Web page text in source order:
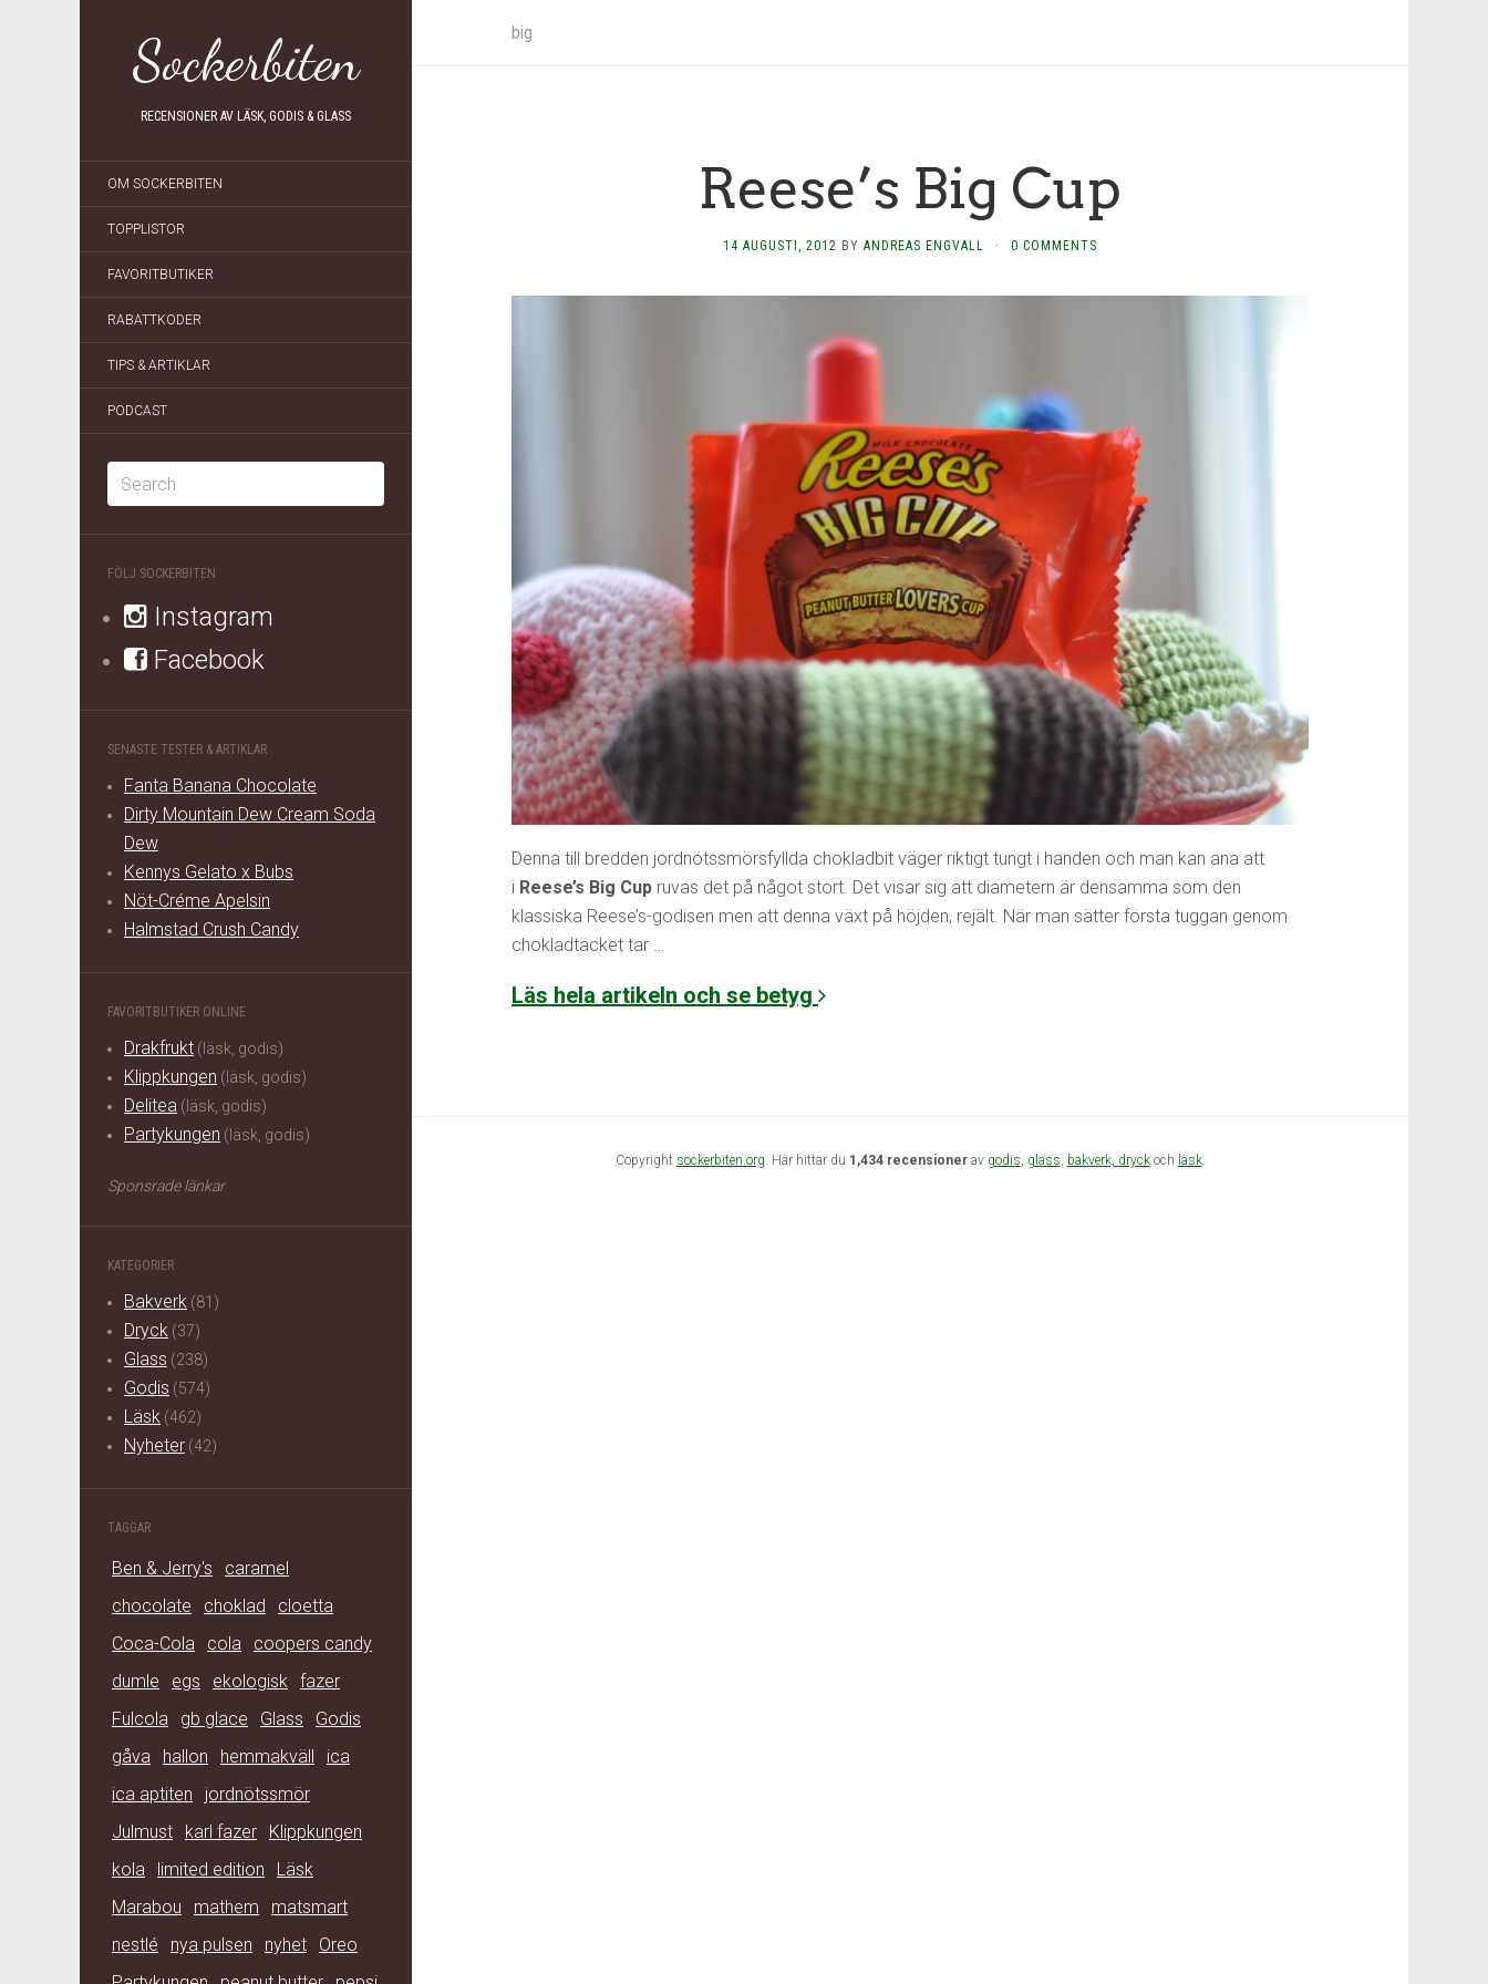
Sockerbiten
RECENSIONER AV LÄSK, GODIS & GLASS
OM SOCKERBITEN
TOPPLISTOR
FAVORITBUTIKER
RABATTKODER
TIPS & ARTIKLAR
PODCAST
FÖLJ SOCKERBITEN
Instagram
Facebook
SENASTE TESTER & ARTIKLAR
Fanta Banana Chocolate
Dirty Mountain Dew Cream Soda
Dew
Kennys Gelato x Bubs
Nöt-Créme Apelsin
Halmstad Crush Candy
FAVORITBUTIKER ONLINE
Drakfrukt (läsk, godis)
Klippkungen (läsk, godis)
Delitea (läsk, godis)
Partykungen (läsk, godis)
Sponsrade länkar
KATEGORIER
Bakverk (81)
Dryck (37)
Glass (238)
Godis (574)
Läsk (462)
Nyheter (42)
TAGGAR
Ben & Jerry's
caramel
chocolate
choklad
cloetta
Coca-Cola
cola
coopers candy
dumle
egs ekologisk fazer
Fulcola
gb glace Glass
Godis
gåva
hallon hemmakväll
ica
ica aptiten
jordnötssmör
Julmust
karl fazer
Klippkungen
kola
limited edition
Läsk
Marabou
mathem
matsmart
nestlé
nya pulsen nyhet
Oreo
big
Reese’s Big Cup
14 AUGUSTI, 2012 BY ANDREAS ENGVALL · 0 COMMENTS
Denna till bredden jordnötssmörsfyllda chokladbit väger riktigt tungt i handen och man kan ana att
i Reese’s Big Cup ruvas det på något stort. Det visar sig att diametern är densamma som den
klassiska Reese’s-godisen men att denna växt på höjden, rejält. När man sätter första tuggan genom
chokladtäcket tar …
Läs hela artikeln och se betyg
Copyright sockerbiten.org. Här hittar du 1,434 recensionerav godis, glass, bakverk, dryckoch läsk.